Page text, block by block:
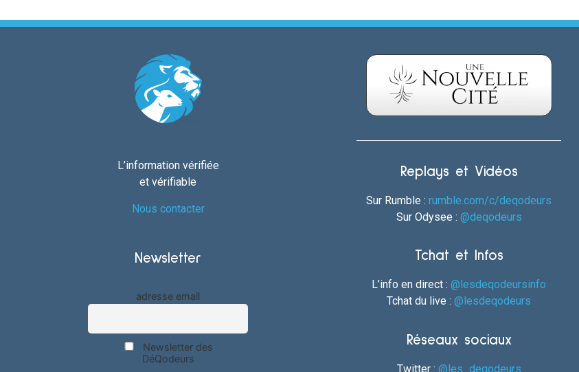
L’information vérifiée
et vérifiable
Nous contacter
Newsletter
adresse email
Newsletter des
DéQodeurs
Replays et Vidéos
Sur Rumble :rumble.com/c/deqodeurs
Sur Odysee : @deqodeurs
Tchat et Infos
L’info en direct :@lesdeqodeursinfo
Tchat du live :@lesdeqodeurs
Réseaux sociaux
Twitter : @les_deqodeurs